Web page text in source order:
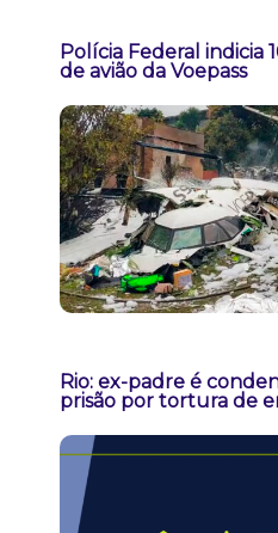
Polícia Federal indicia
de avião da Voepass
Rio: ex-padre é
prisão por tortura de